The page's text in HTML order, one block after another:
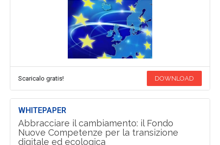
Scaricalo gratis! DOWNLOAD
WHITEPAPER
Abbracciare il cambiamento: il Fondo
Nuove Competenze per la transizione
digitale ed ecologica